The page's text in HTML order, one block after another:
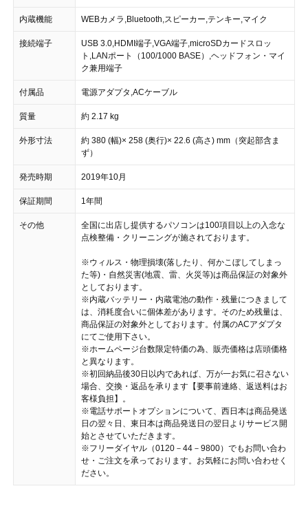
内蔵機能 WEBカメラ,Bluetooth,スピーカー,テンキー,マイク
接続端子
USB 3.0,HDMI端子,VGA端子,microSDカードスロッ
ト,LANポート（100/1000 BASE）,ヘッドフォン・マイ
ク兼用端子
付属品 電源アダプタ,ACケーブル
質量 約 2.17 kg
外形寸法
約 380 (幅)× 258 (奥行)× 22.6 (高さ) mm（突起部含ま
ず）
発売時期 2019年10月
保証期間 1年間
その他
全国に出店し提供するパソコンは100項目以上の入念な
点検整備・クリーニングが施されております。
※ウィルス・物理損壊(落したり、何かこぼしてしまっ
た等)・自然災害(地震、雷、火災等)は商品保証の対象外
としております。
※内蔵バッテリー・内蔵電池の動作・残量につきまして
は、消耗度合いに個体差があります。そのため残量は、
商品保証の対象外としております。付属のACアダプタ
にてご使用下さい。
※ホームページ台数限定特価の為、販売価格は店頭価格
と異なります。
※初回納品後30日以内であれば、万が一お気に召さない
場合、交換・返品を承ります【要事前連絡、返送料はお
客様負担】。
※電話サポートオプションについて、西日本は商品発送
日の翌々日、東日本は商品発送日の翌日よりサービス開
始とさせていただきます。
※フリーダイヤル（0120－44－9800）でもお問い合わ
せ・ご注文を承っております。お気軽にお問い合わせく
ださい。